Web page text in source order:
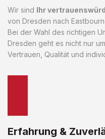
Wir sind Ihr
von Dresden nach
Bei der Wahl des richtigen
Dresden geht es nicht nur
Vertrauen, Qualität und
Erfahrung &